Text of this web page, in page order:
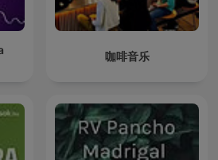
咖啡音乐